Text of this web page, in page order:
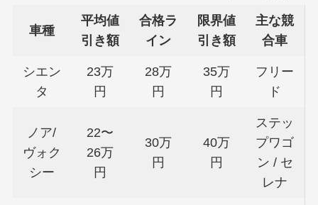
車種
平均値
引き額
合格ラ
イン
限界値
引き額
主な競
合車
シエン
タ
23万
円
28万
円
35万
円
フリー
ド
ノア/
ヴォク
シー
22〜
26万
円
30万
円
40万
円
ステッ
プワゴ
ン / セ
レナ